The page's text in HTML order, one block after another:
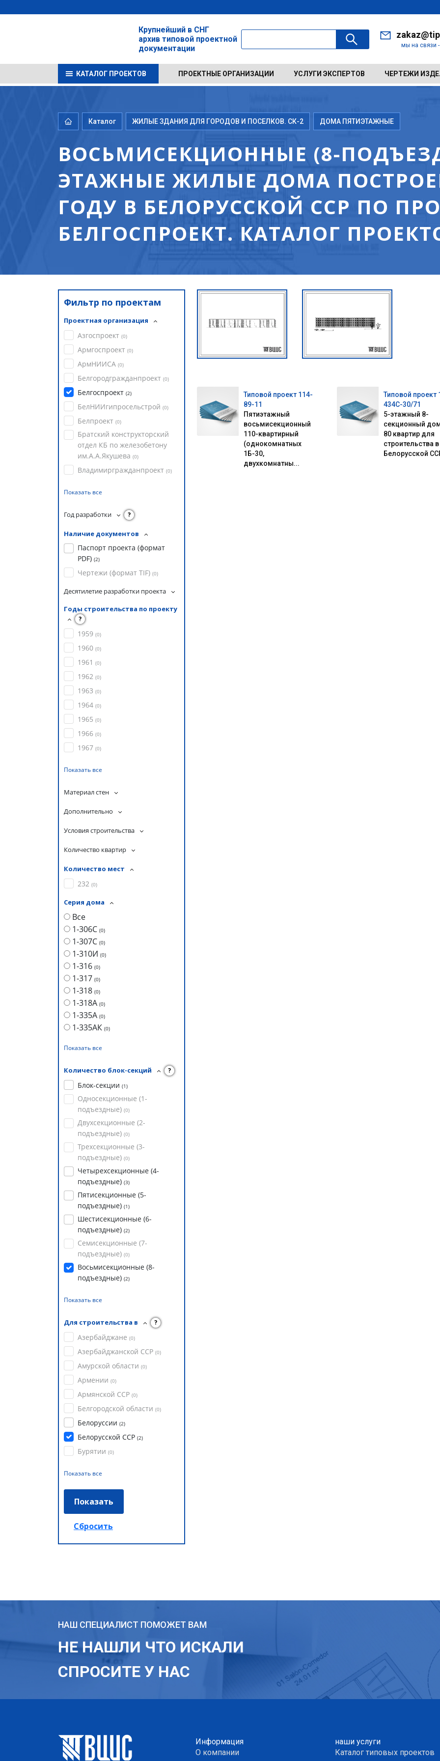
Крупнейший в СНГ
архив типовой проектной
документации
мы на связи
КАТАЛОГ ПРОЕКТОВ ПРОЕКТНЫЕ ОРГАНИЗАЦИИ УСЛУГИ ЭКСПЕРТОВ ЧЕРТЕЖИ
Каталог ЖИЛЫЕ ЗДАНИЯ ДЛЯ ГОРОДОВ И ПОСЕЛКОВ. СК-2 ДОМА ПЯТИЭТАЖНЫЕ
ВОСЬМИСЕКЦИОННЫЕ (8-
ЭТАЖНЫЕ ЖИЛЫЕ ДОМА
ГОДУ В БЕЛОРУССКОЙ ССР ПО
БЕЛГОСПРОЕКТ. КАТАЛОГ
Фильтр по проектам
Проектная организация
Азгоспроект (0)
Армгоспроект (0)
АрмНИИСА (0)
Белгородгражданпроект (0)
Белгоспроект (2)
БелНИИгипросельстрой (0)
Белпроект (0)
Братский конструкторский
отдел КБ по железобетону
им.А.А.Якушева (0)
Владимиргражданпроект (0)
Показать все
Год разработки ?
Наличие документов
Паспорт проекта (формат
PDF) (2)
Чертежи (формат TIF) (0)
Десятилетие разработки проекта
Годы строительства по проекту
?
1959 (0)
1960 (0)
1961 (0)
1962 (0)
1963 (0)
1964 (0)
1965 (0)
1966 (0)
1967 (0)
Показать все
Материал стен
Дополнительно
Условия строительства
Количество квартир
Количество мест
232 (0)
Серия дома
Все
1-306С (0)
1-307С (0)
1-310И (0)
1-316 (0)
1-317 (0)
1-318 (0)
1-318А (0)
1-335А (0)
1-335АК (0)
Показать все
Количество блок-секций ?
Блок-секции (1)
Односекционные (1-
подъездные) (0)
Двухсекционные (2-
подъездные) (0)
Трехсекционные (3-
подъездные) (0)
Четырехсекционные (4-
подъездные) (3)
Пятисекционные (5-
подъездные) (1)
Шестисекционные (6-
подъездные) (2)
Семисекционные (7-
подъездные) (0)
Восьмисекционные (8-
подъездные) (2)
Показать все
Для строительства в ?
Азербайджане (0)
Азербайджанской ССР (0)
Амурской области (0)
Армении (0)
Армянской ССР (0)
Белгородской области (0)
Белоруссии (2)
Белорусской ССР (2)
Бурятии (0)
Показать все
Типовой проект 114-
89-11
Пятиэтажный
восьмисекционный
110-квартирный
(однокомнатных
1Б-30,
двухкомнатны...
Типовой проект
434С-30/71
5-этажный 8-
секционный
80 квартир для
строительства в
Белорусской
НАШ СПЕЦИАЛИСТ ПОМОЖЕТ ВАМ
НЕ НАШЛИ ЧТО ИСКАЛИ
СПРОСИТЕ У НАС
Информация
О компании
наши услуги
Каталог типовых проектов